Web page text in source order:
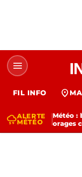
menu
FIL INFO location_on
thunderstormALERTE
MÉTÉO
Météo :
orages